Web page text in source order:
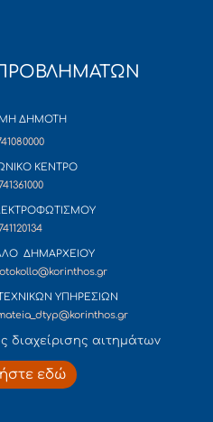
ΔΗΜΟΤΗ
ΚΕΝΤΡΟ
ΔΗΜΑΡΧΕΙΟΥ
ΥΠΗΡΕΣΙΩΝ
διαχείρισης αιτημάτων
εδώ